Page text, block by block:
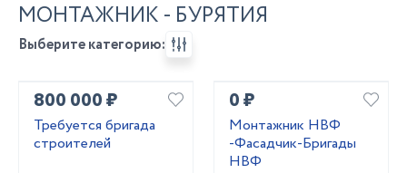
МОНТАЖНИК - БУРЯТИЯ
Выберите категорию:
800 000 ₽
Требуется бригада
строителей
0 ₽
Монтажник НВФ
-Фасадчик-Бригады
НВФ